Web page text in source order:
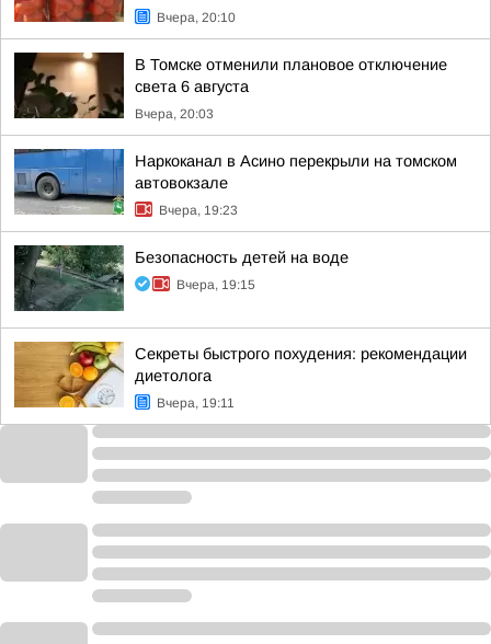
Вчера, 20:10
В Томске отменили плановое отключение
света 6 августа
Вчера, 20:03
Наркоканал в Асино перекрыли на томском
автовокзале
Вчера, 19:23
Безопасность детей на воде
Вчера, 19:15
Секреты быстрого похудения: рекомендации
диетолога
Вчера, 19:11